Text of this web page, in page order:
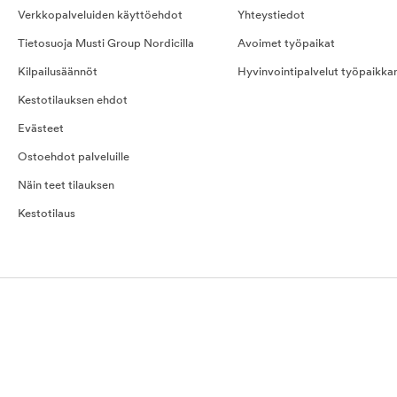
Verkkopalveluiden käyttöehdot
Tietosuoja Musti Group Nordicilla
Kilpailusäännöt
Kestotilauksen ehdot
Evästeet
Ostoehdot palveluille
Näin teet tilauksen
Kestotilaus
Yhteystiedot
Avoimet työpaikat
Hyvinvointipalvelut